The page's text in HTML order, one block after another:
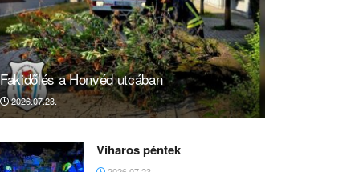
Fakidőlés a Honvéd utcában
2026.07.23.
Viharos péntek